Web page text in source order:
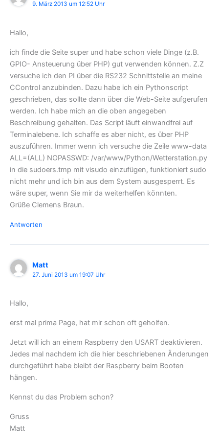
9. März 2013 um 12:52 Uhr
Hallo,
ich finde die Seite super und habe schon viele Dinge (z.B.
GPIO- Ansteuerung über PHP) gut verwenden können. Z.Z
versuche ich den PI über die RS232 Schnittstelle an meine
CControl anzubinden. Dazu habe ich ein Pythonscript
geschrieben, das sollte dann über die Web-Seite aufgerufen
werden. Ich habe mich an die oben angegeben
Beschreibung gehalten. Das Script läuft einwandfrei auf
Terminalebene. Ich schaffe es aber nicht, es über PHP
auszuführen. Immer wenn ich versuche die Zeile www-data
ALL=(ALL) NOPASSWD: /var/www/Python/Wetterstation.py
in die sudoers.tmp mit visudo einzufügen, funktioniert sudo
nicht mehr und ich bin aus dem System ausgesperrt. Es
wäre super, wenn Sie mir da weiterhelfen könnten.
Grüße Clemens Braun.
Antworten
Matt
27. Juni 2013 um 19:07 Uhr
Hallo,
erst mal prima Page, hat mir schon oft geholfen.
Jetzt will ich an einem Raspberry den USART deaktivieren.
Jedes mal nachdem ich die hier beschriebenen Änderungen
durchgeführt habe bleibt der Raspberry beim Booten
hängen.
Kennst du das Problem schon?
Gruss
Matt